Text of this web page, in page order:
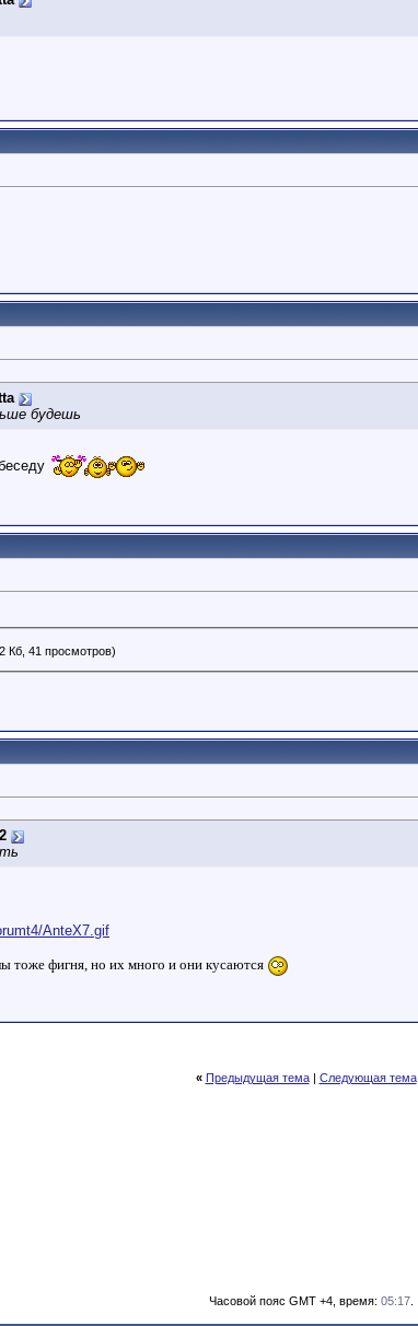
будешь
Кб, 41 просмотров)
AnteX7.gif
тоже фигня, но их много и они кусаются
« Предыдущая тема| Следующая тема
Часовой пояс GMT +4, время: 05:17.